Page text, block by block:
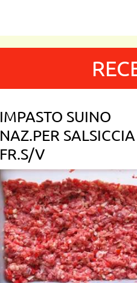
IMPASTO SUINO
NAZ.PER SALSICCIA
FR.S/V